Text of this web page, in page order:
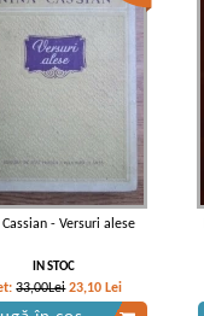
- Versuri alese
IN STOC
33,00Lei 23,10 Lei